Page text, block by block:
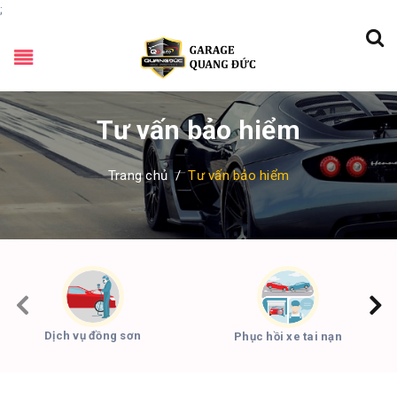
;
Tư vấn bảo hiểm
Trang chủ / Tư vấn bảo hiểm
Dịch vụ đồng sơn Phục hồi xe tai nạn